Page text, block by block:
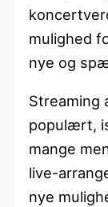
mulighed
nye og
Streaming
populært,
mange
live-
nye